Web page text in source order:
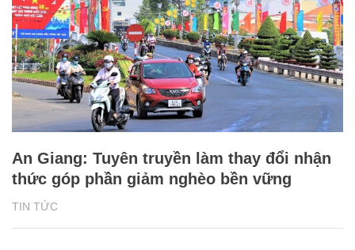
TIN TỨC
An Giang: Tuyên truyền làm thay đổi nhận
thức góp phần giảm nghèo bền vững